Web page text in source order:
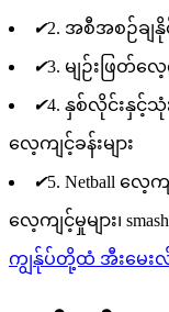
✔2. အစီအစဉ်ချနို
✔3. မျဉ်းဖြတ်လေ့
✔4. နှစ်လိုင်းနှင့်သုံ
လေ့ကျင့်ခန်းများ
✔5. Netball လေ့က
လေ့ကျင့်မှုများ၊
ကျွန်ုပ်တို့ထံ အီးမေးလ်